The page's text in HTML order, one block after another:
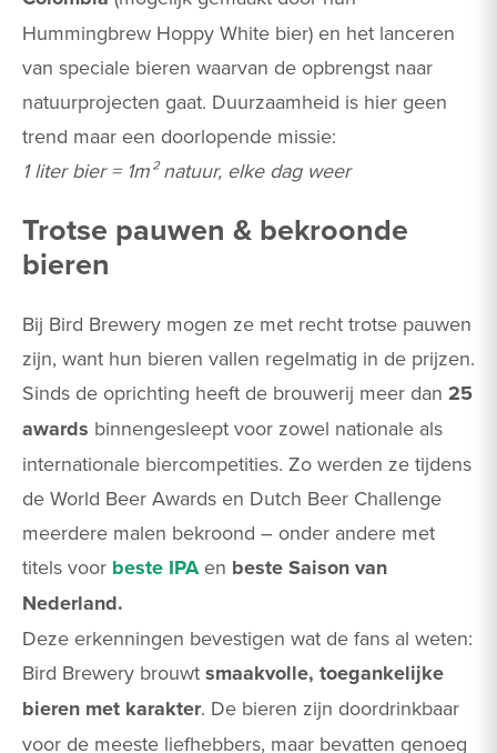
Hummingbrew Hoppy White bier)​ en het lanceren
van speciale bieren waarvan de opbrengst naar
natuurprojecten gaat. Duurzaamheid is hier geen
trend maar een doorlopende missie:
1 liter bier = 1m² natuur, elke dag weer
Trotse pauwen & bekroonde
bieren
Bij Bird Brewery mogen ze met recht trotse pauwen
zijn, want hun bieren vallen regelmatig in de prijzen.
Sinds de oprichting heeft de brouwerij meer dan 25
awards binnengesleept voor zowel nationale als
internationale biercompetities​. Zo werden ze tijdens
de World Beer Awards en Dutch Beer Challenge
meerdere malen bekroond – onder andere met
titels voor beste IPAen beste Saison van
Nederland.
Deze erkenningen bevestigen wat de fans al weten:
Bird Brewery brouwt smaakvolle, toegankelijke
bieren met karakter. De bieren zijn doordrinkbaar
voor de meeste liefhebbers, maar bevatten genoeg